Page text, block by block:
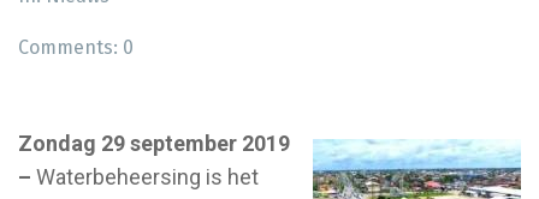
Comments: 0
Zondag 29 september 2019
– Waterbeheersing is het